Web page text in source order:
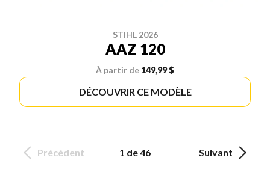
STIHL 2026
AAZ 120
À partir de 149,99 $
DÉCOUVRIR CE MODÈLE
Précédent 1 de 46 Suivant